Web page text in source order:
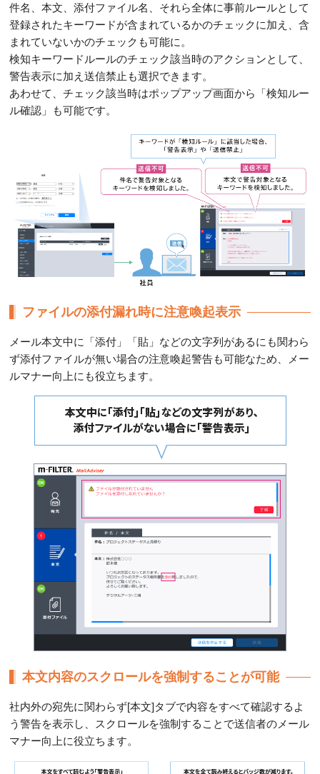
件名、本文、添付ファイル名、それら全体に事前ルールとして
登録されたキーワードが含まれているかのチェックに加え、含
まれていないかのチェックも可能に。
検知キーワードルールのチェック該当時のアクションとして、
警告表示に加え送信禁止も選択できます。
あわせて、チェック該当時はポップアップ画面から「検知ルー
ル確認」も可能です。
ファイルの添付漏れ時に注意喚起表示
メール本文中に「添付」「貼」などの文字列があるにも関わら
ず添付ファイルが無い場合の注意喚起警告も可能なため、メー
ルマナー向上にも役立ちます。
本文内容のスクロールを強制することが可能
社内外の宛先に関わらず[本文]タブで内容をすべて確認するよ
う警告を表示し、スクロールを強制することで送信者のメール
マナー向上に役立ちます。